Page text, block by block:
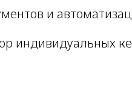
и
индивидуальных